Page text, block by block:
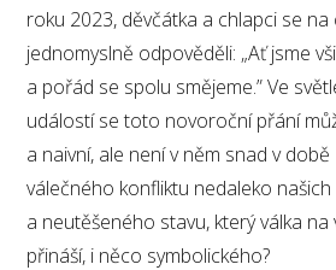
roku 2023, děvčátka a chlapci se na
jednomyslně odpověděli: „Ať jsme
a pořád se spolu smějeme.” Ve
událostí se toto novoroční přání
a naivní, ale není v něm snad v době
válečného konfliktu nedaleko
a neutěšeného stavu, který válka
přináší, i něco symbolického?